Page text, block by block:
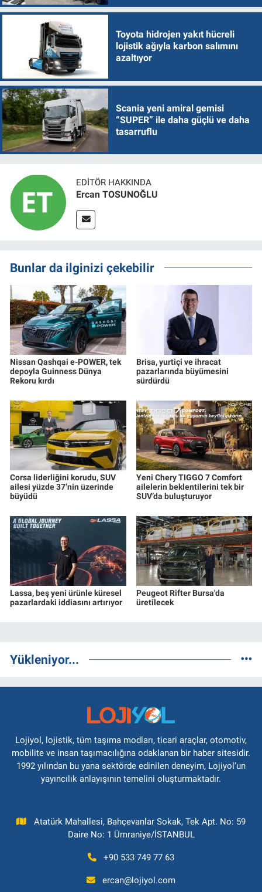
Toyota hidrojen yakıt hücreli
lojistik ağıyla karbon salımını
azaltıyor
Scania yeni amiral gemisi
“SUPER” ile daha güçlü ve daha
tasarruflu
EDITÖR HAKKINDA
Ercan TOSUNOĞLU
Bunlar da ilginizi çekebilir
Nissan Qashqai e-POWER, tek
depoyla Guinness Dünya
Rekoru kırdı
Brisa, yurtiçi ve ihracat
pazarlarında büyümesini
sürdürdü
Corsa liderliğini korudu, SUV
ailesi yüzde 37’nin üzerinde
büyüdü
Yeni Chery TIGGO 7 Comfort
ailelerin beklentilerini tek bir
SUV’da buluşturuyor
Lassa, beş yeni ürünle küresel
pazarlardaki iddiasını artırıyor
Peugeot Rifter Bursa'da
üretilecek
Yükleniyor...
Lojiyol, lojistik, tüm taşıma modları, ticari araçlar, otomotiv,
mobilite ve insan taşımacılığına odaklanan bir haber sitesidir.
1992 yılından bu yana sektörde edinilen deneyim, Lojiyol’un
yayıncılık anlayışının temelini oluşturmaktadır.
Atatürk Mahallesi, Bahçevanlar Sokak, Tek Apt. No: 59
Daire No: 1 Ümraniye/İSTANBUL
+90 533 749 77 63
ercan@lojiyol.com